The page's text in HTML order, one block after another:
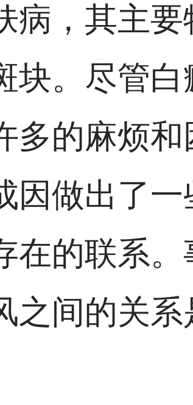
病，其主
块。尽管
多的麻烦
因做出了
在的联系
之间的关